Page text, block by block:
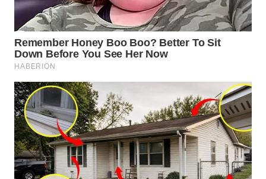
LABUANBAJO
BORNEO
Wahana
Media
Group
WAHANA
NEWS
WAHANA